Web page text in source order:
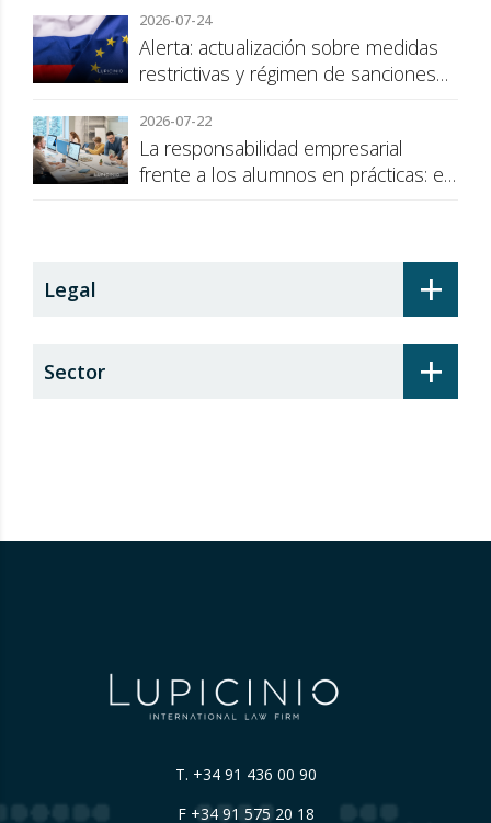
2026-07-24
Alerta: actualización sobre medidas
restrictivas y régimen de sanciones
2026-07-22
La responsabilidad empresarial
frente a los alumnos en prácticas: el
+
Legal
+
Sector
T. +34 91 436 00 90
F +34 91 575 20 18